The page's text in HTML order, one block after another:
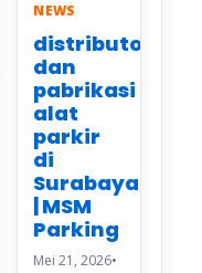
NEWS
distributor
dan
pabrikasi
alat
parkir
di
Surabaya
| MSM
Parking
Mei 21, 2026•